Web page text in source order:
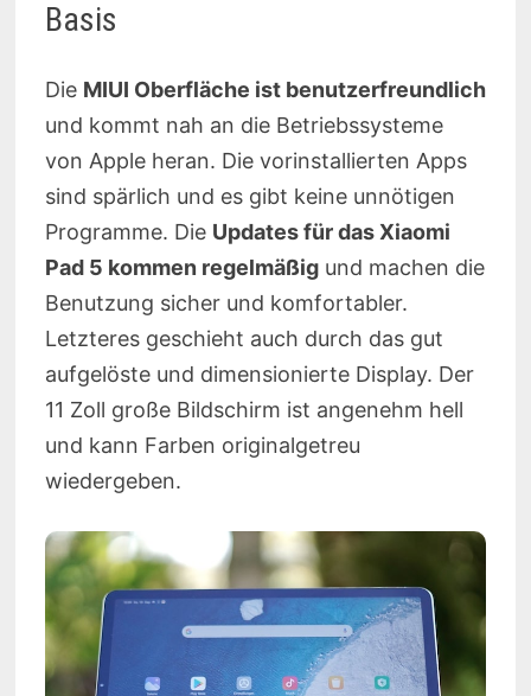
Basis
Die MIUI Oberfläche ist benutzerfreundlich
und kommt nah an die Betriebssysteme
von Apple heran. Die vorinstallierten Apps
sind spärlich und es gibt keine unnötigen
Programme. Die Updates für das Xiaomi
Pad 5 kommen regelmäßigund machen die
Benutzung sicher und komfortabler.
Letzteres geschieht auch durch das gut
aufgelöste und dimensionierte Display. Der
11 Zoll große Bildschirm ist angenehm hell
und kann Farben originalgetreu
wiedergeben.